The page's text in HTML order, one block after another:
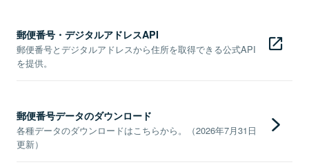
郵便番号・デジタルアドレスAPI
郵便番号とデジタルアドレスから住所を取得できる公式API
を提供。
郵便番号データのダウンロード
各種データのダウンロードはこちらから。（2026年7月31日
更新）